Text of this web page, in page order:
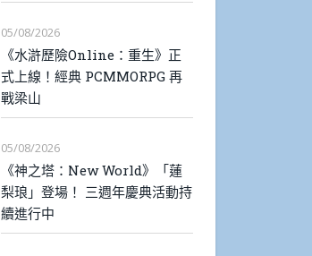
05/08/2026
《水滸歷險Online：重生》正
式上線！經典 PCMMORPG 再
戰梁山
05/08/2026
《神之塔：New World》「蓮
梨琅」登場！ 三週年慶典活動持
續進行中